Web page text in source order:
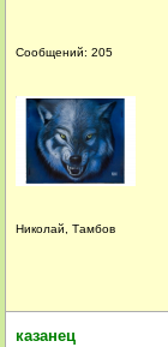
Сообщений: 205
Николай, Тамбов
казанец